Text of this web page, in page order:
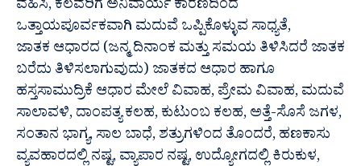
ವಹಿಸಿ, ಕೆಲವರಿಗೆ ಅನಿವಾರ್ಯ ಕಾರಣದಿಂದ
ಒತ್ತಾಯಪೂರ್ವಕವಾಗಿ ಮದುವೆ ಒಪ್ಪಿಕೊಳ್ಳುವ ಸಾಧ್ಯತೆ,
ಜಾತಕ ಆಧಾರದ (ಜನ್ಮ ದಿನಾಂಕ ಮತ್ತು ಸಮಯ ತಿಳಿಸಿದರೆ ಜಾತಕ
ಬರೆದು ತಿಳಿಸಲಾಗುವುದು) ಜಾತಕದ ಆಧಾರ ಹಾಗೂ
ಹಸ್ತಸಾಮುದ್ರಿಕೆ ಆಧಾರ ಮೇಲೆ ವಿವಾಹ, ಪ್ರೇಮ ವಿವಾಹ, ಮದುವೆ
ಸಾಲಾವಳಿ, ದಾಂಪತ್ಯ ಕಲಹ, ಕುಟುಂಬ ಕಲಹ, ಅತ್ತೆ-ಸೊಸೆ ಜಗಳ,
ಸಂತಾನ ಭಾಗ್ಯ, ಸಾಲ ಬಾಧೆ, ಶತ್ರುಗಳಿಂದ ತೊಂದರೆ, ಹಣಕಾಸು
ವ್ಯವಹಾರದಲ್ಲಿ ನಷ್ಟ, ವ್ಯಾಪಾರ ನಷ್ಟ, ಉದ್ಯೋಗದಲ್ಲಿ ಕಿರುಕುಳ,